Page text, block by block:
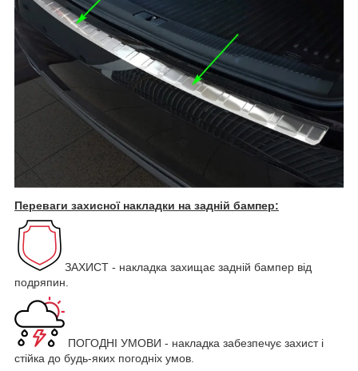
Переваги захисної накладки на задній бампер:
ЗАХИСТ - накладка захищає задній бампер від
подряпин.
ПОГОДНІ УМОВИ - накладка забезпечує захист і
стійка до будь-яких погодніх умов.